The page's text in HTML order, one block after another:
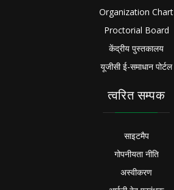
Organization Chart
Proctorial Board
केंद्रीय पुस्तकालय
यूजीसी ई-समाधान पोर्टल
त्वरित सम्पक
साइटमैप
गोपनीयता नीति
अस्वीकरण